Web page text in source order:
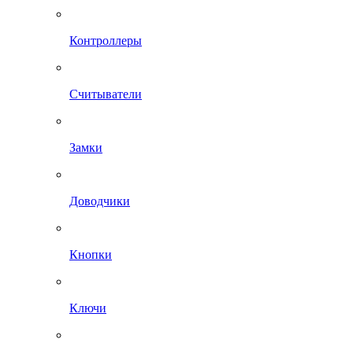
Контроллеры
Считыватели
Замки
Доводчики
Кнопки
Ключи